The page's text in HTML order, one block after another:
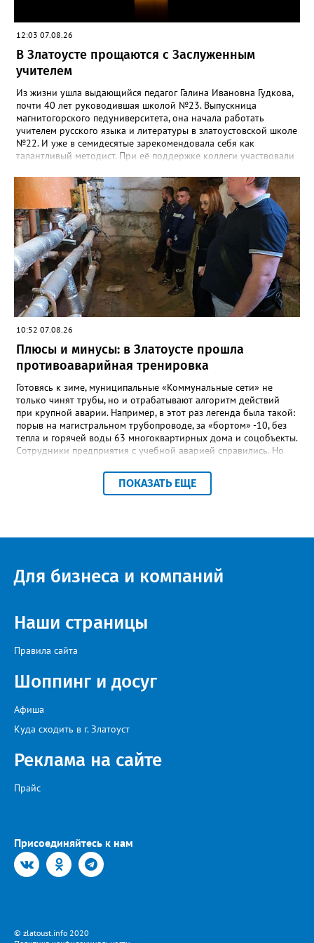
12:03 07.08.26
В Златоусте прощаются с Заслуженным
учителем
Из жизни ушла выдающийся педагог Галина Ивановна Гудкова,
почти 40 лет руководившая школой №23. Выпускница
магнитогорского педуниверситета, она начала работать
учителем русского языка и литературы в златоустовской школе
№22. И уже в семидесятые зарекомендовала себя как
талантливый методист. При её поддержке коллеги участвовали
«Благодаря её мудрому руководству в школе сформировался
сильный педагогический коллектив, объединённый общими
ценностями и любовью к своему делу. Для многих Галина
Ивановна навсегда останется не только талантливым
руководителем, но и настоящим Учителем с большой буквы», -
говорится в сообществе школы №23 во ВКонтакте. Свои
соболезнования семье Галины Ивановны выразил глава
Златоуста Олег Решетников. «Её вклад зафиксирован в
важнейших документах школы, но главное - он остался в
людях: в тех учителях, которых она поддержала, в тех
учениках, которых она вдохновила. Заслуженный учитель РФ,
«Отличник народного просвещения», обладатель медали «За
доблестный труд», Галина Ивановна оставила не только
награды и документы, но и работающий, живой механизм
школы, который продолжает жить её принципами», - говорится
в некрологе.
10:52 07.08.26
Плюсы и минусы: в Златоусте прошла
противоаварийная тренировка
Готовясь к зиме, муниципальные «Коммунальные сети» не
только чинят трубы, но и отрабатывают алгоритм действий
при крупной аварии. Например, в этот раз легенда была такой:
порыв на магистральном трубопроводе, за «бортом» -10, без
тепла и горячей воды 63 многоквартирных дома и соцобъекты.
Сотрудники предприятия с учебной аварией справились. Но
отметили и недочёты. «Например, управляющие компании
несвоевременно приняли меры для предотвращения
— сообщила начальник Главного управления ГЖИ Ирина
оперативно делиться информацией со всеми
заинтересованными – от поставщика тепла до конечных
ПОКАЗАТЬ ЕЩЕ
Для бизнеса и компаний
Наши страницы
Правила сайта
Шоппинг и досуг
Афиша
Куда сходить в г. Златоуст
Реклама на сайте
Прайс
Присоединяйтесь к нам
© zlatoust.info 2020